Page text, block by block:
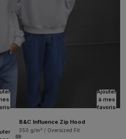
Ajouter
à mes
favoris
B&C Influence Zip Hood
350 g/m² / Oversized Fit